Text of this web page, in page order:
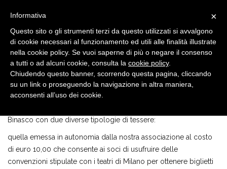
AVVISO 6 FEB, 2019
Che tessera vuoi?
Binasco con due diverse tipologie di tessere:
quella emessa in autonomia dalla nostra associazione al costo
di euro 10,00 che consente ai soci di usufruire delle
convenzioni stipulate con i teatri di Milano per ottenere biglietti
×
Informativa
Questo sito o gli strumenti terzi da questo utilizzati si avvalgono
di cookie necessari al funzionamento ed utili alle finalità illustrate
nella cookie policy. Se vuoi saperne di più o negare il consenso
a tutti o ad alcuni cookie, consulta la cookie policy.
Chiudendo questo banner, scorrendo questa pagina, cliccando
su un link o proseguendo la navigazione in altra maniera,
acconsenti all’uso dei cookie.